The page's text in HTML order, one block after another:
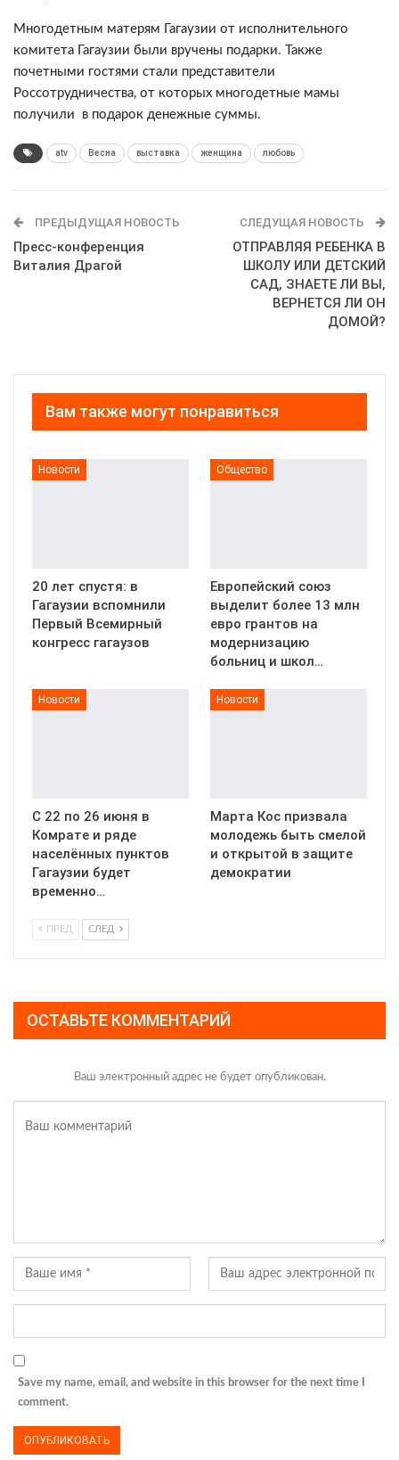
Многодетным матерям Гагаузии от исполнительного
комитета Гагаузии были вручены подарки. Также
почетными гостями стали представители
Россотрудничества, от которых многодетные мамы
получили в подарок денежные суммы.
atv Весна выставка женщина любовь
ПРЕДЫДУЩАЯ НОВОСТЬ
Пресс-конференция
Виталия Драгой
СЛЕДУЩАЯ НОВОСТЬ
ОТПРАВЛЯЯ РЕБЕНКА В
ШКОЛУ ИЛИ ДЕТСКИЙ
САД, ЗНАЕТЕ ЛИ ВЫ,
ВЕРНЕТСЯ ЛИ ОН
ДОМОЙ?
Вам также могут понравиться
Новости
20 лет спустя: в
Гагаузии вспомнили
Первый Всемирный
конгресс гагаузов
Общество
Европейский союз
выделит более 13 млн
евро грантов на
модернизацию
больниц и школ…
Новости
С 22 по 26 июня в
Комрате и ряде
населённых пунктов
Гагаузии будет
временно…
Новости
Марта Кос призвала
молодежь быть смелой
и открытой в защите
демократии
ПРЕД СЛЕД
ОСТАВЬТЕ КОММЕНТАРИЙ
Ваш электронный адрес не будет опубликован.
Save my name, email, and website in this browser for the next time I
comment.